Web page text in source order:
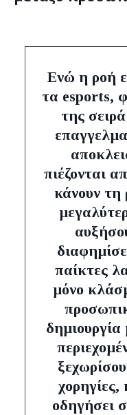
Ενώ η ροή
τα esports,
της
πιέζονται
κάνουν τη
παίκτες
μόνο
χορηγίες,
οδηγήσει